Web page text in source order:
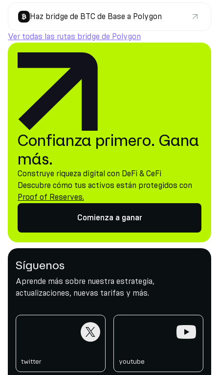
Haz bridge de BTC de Base a Polygon
Ver todas las rutas bridge de Polygon
Confianza primero. Gana
más.
Construye riqueza digital con DeFi & CeFi
Descubre cómo tus activos están protegidos con
Proof of Reserves.
Comienza a ganar
Síguenos
Aprende más sobre nuestra estrategia,
actualizaciones, nuevas tarifas y más.
twitter youtube